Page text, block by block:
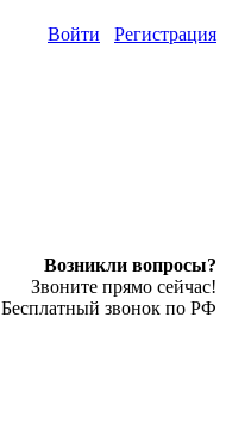
Войти Регистрация
Возникли вопросы?
Звоните прямо сейчас!
Бесплатный звонок по РФ